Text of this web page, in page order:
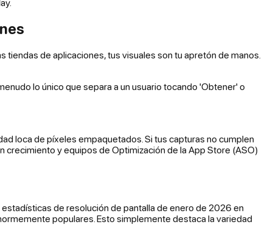
tiendas de aplicaciones, tus visuales son tu apretón de manos.
lo único que separa a un usuario tocando 'Obtener' o
loca de píxeles empaquetados. Si tus capturas no cumplen
crecimiento y equipos de Optimización de la App Store (ASO)
de resolución de pantalla de enero de 2026 en
populares. Esto simplemente destaca la variedad